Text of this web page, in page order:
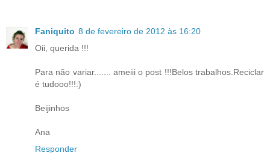
Faniquito 8 de fevereiro de 2012 às 16:20
Oii, querida !!!
Para não variar....... ameiii o post !!!Belos trabalhos.Reciclar
é tudooo!!!:)
Beijinhos
Ana
Responder